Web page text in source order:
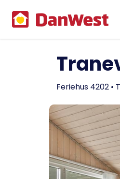
Feriehus 4202 •